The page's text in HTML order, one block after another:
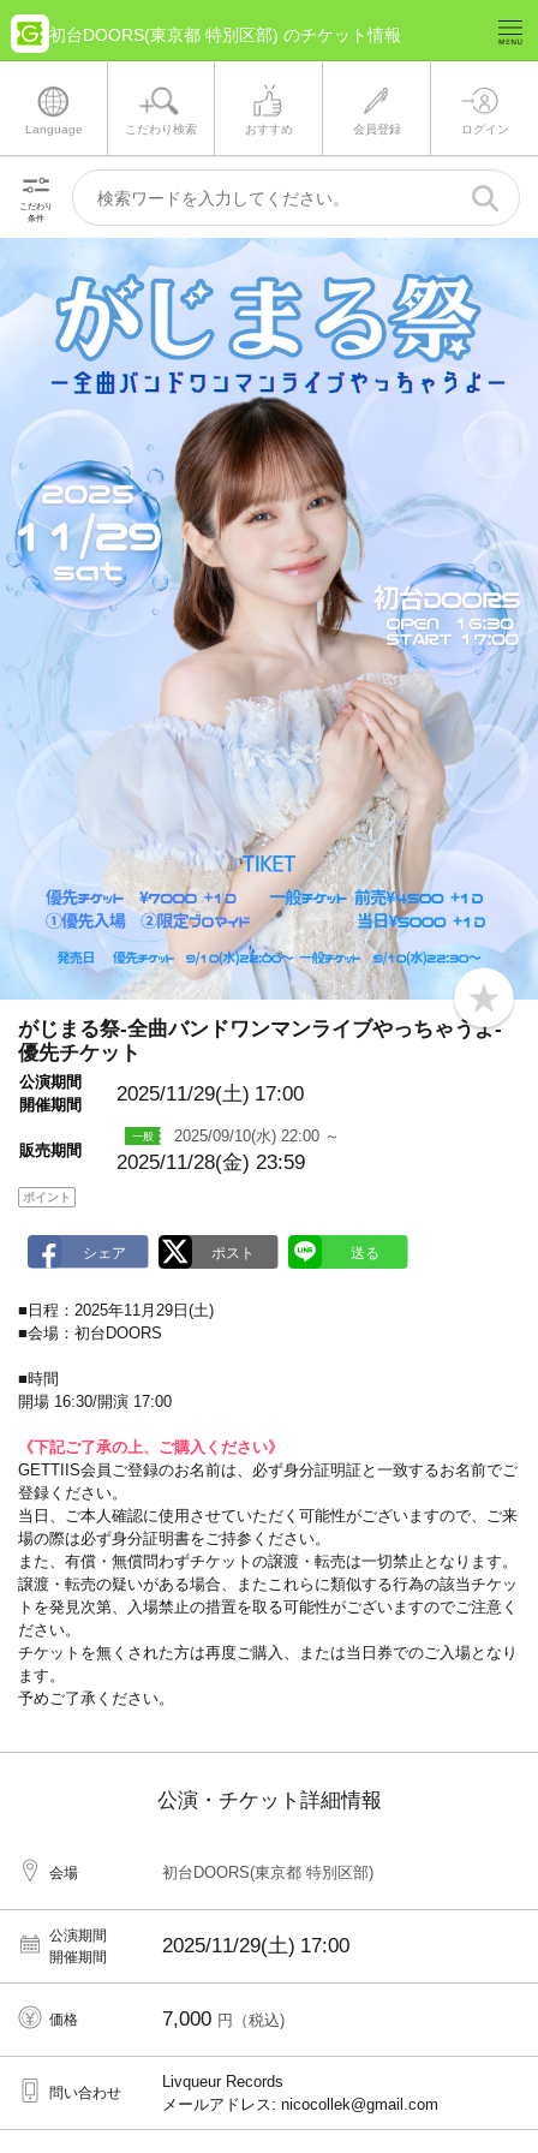
初台DOORS(東京都 特別区部) のチケット情報
Language こだわり検索 おすすめ 会員登録 ログイン
こだわり
条件
b
o
o
がじまる祭-全曲バンドワンマンライブやっちゃうよ-
優先チケット
公演期間
開催期間
2025/11/29(土) 17:00
販売期間
2025/09/10(水) 22:00 ～
2025/11/28(金) 23:59
ポイント
■日程：2025年11月29日(土)
■会場：初台DOORS
■時間
開場 16:30/開演 17:00
《下記ご了承の上、ご購入ください》
GETTIIS会員ご登録のお名前は、必ず身分証明証と一致するお名前でご
登録ください。
当日、ご本人確認に使用させていただく可能性がございますので、ご来
場の際は必ず身分証明書をご持参ください。
また、有償・無償問わずチケットの譲渡・転売は一切禁止となります。
譲渡・転売の疑いがある場合、またこれらに類似する行為の該当チケッ
トを発見次第、入場禁止の措置を取る可能性がございますのでご注意く
ださい。
チケットを無くされた方は再度ご購入、または当日券でのご入場となり
ます。
予めご了承ください。
公演・チケット詳細情報
会場 初台DOORS(東京都 特別区部)
公演期間
開催期間
2025/11/29(土) 17:00
価格 7,000 円（税込)
問い合わせ
Livqueur Records
メールアドレス: nicocollek@gmail.com